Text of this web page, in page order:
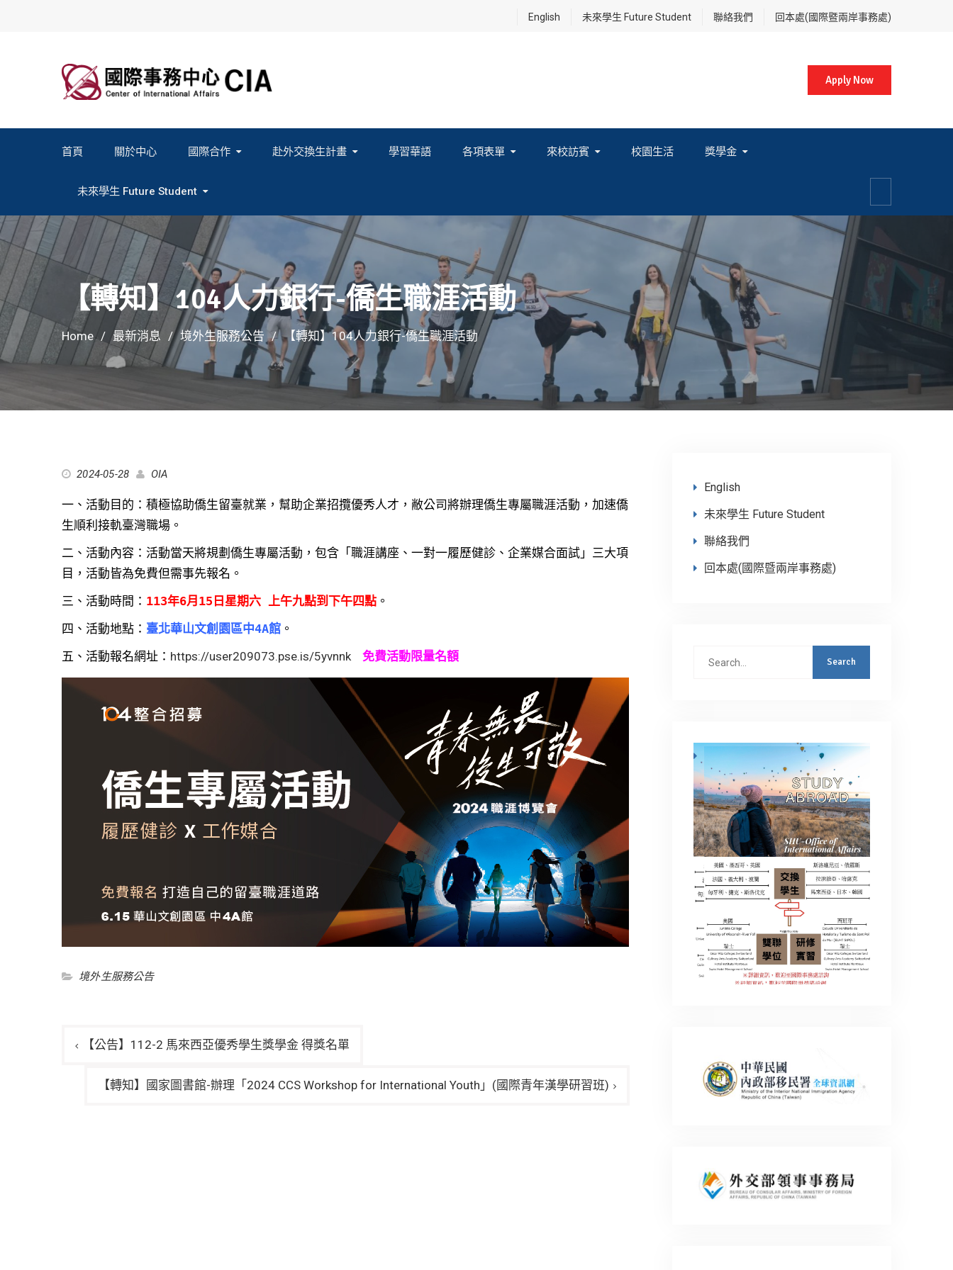
English 未來學生 Future Student 聯絡我們 回本處(國際暨兩岸事務處)
Apply Now
首頁 關於中心 國際合作 赴外交換生計畫 學習華語 各項表單 來校訪賓 校園生活 獎學金
未來學生 Future Student
【轉知】104人力銀行-僑生職涯活動
Home 最新消息 境外生服務公告 【轉知】104人力銀行-僑生職涯活動
2024-05-28 OIA
一、活動目的：積極協助僑生留臺就業，幫助企業招攬優秀人才，敝公司將辦理僑生專屬職涯活動，加速僑
生順利接軌臺灣職場。
二、活動內容：活動當天將規劃僑生專屬活動，包含「職涯講座、一對一履歷健診、企業媒合面試」三大項
目，活動皆為免費但需事先報名。
三、活動時間： 113年6月15日星期六 上午九點到下午四點 。
四、活動地點： 臺北華山文創園區中4A館 。
五、活動報名網址： https://user209073.pse.is/5yvnnk 免費活動限量名額
境外生服務公告
【公告】112-2 馬來西亞優秀學生獎學金 得獎名單
【轉知】國家圖書館-辦理「2024 CCS Workshop for International Youth」(國際青年漢學研習班)
English
未來學生 Future Student
聯絡我們
回本處(國際暨兩岸事務處)
Search